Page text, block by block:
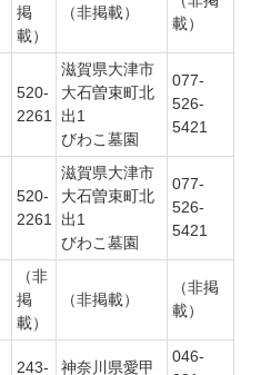
掲
載）
（非掲載）
載）
520-
2261
滋賀県大津市
大石曽束町北
出1
びわこ墓園
077-
526-
5421
520-
2261
滋賀県大津市
大石曽束町北
出1
びわこ墓園
077-
526-
5421
（非
掲
載）
（非掲載）
（非掲
載）
243-
神奈川県愛甲
046-